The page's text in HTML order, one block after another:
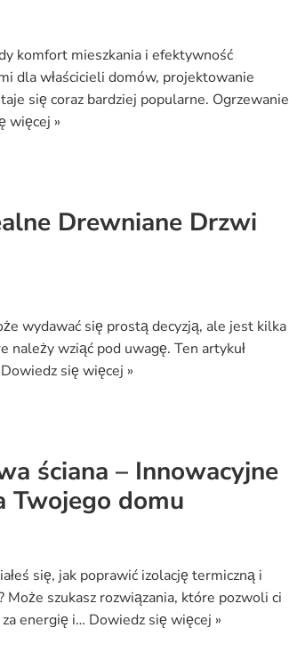
komfort mieszkania i efektywność
dla właścicieli domów, projektowanie
się coraz bardziej popularne. Ogrzewanie
więcej »
Drewniane Drzwi
wydawać się prostą decyzją, ale jest kilka
należy wziąć pod uwagę. Ten artykuł
Dowiedz się więcej »
ściana – Innowacyjne
Twojego domu
się, jak poprawić izolację termiczną i
Może szukasz rozwiązania, które pozwoli ci
za energię i… Dowiedz się więcej »